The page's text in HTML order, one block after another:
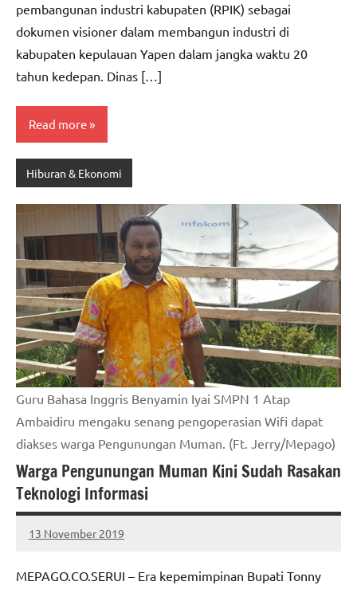
pembangunan industri kabupaten (RPIK) sebagai
dokumen visioner dalam membangun industri di
kabupaten kepulauan Yapen dalam jangka waktu 20
tahun kedepan. Dinas […]
Read more
Hiburan & Ekonomi
Guru Bahasa Inggris Benyamin Iyai SMPN 1 Atap
Ambaidiru mengaku senang pengoperasian Wifi dapat
diakses warga Pengunungan Muman. (Ft. Jerry/Mepago)
Warga Pengunungan Muman Kini Sudah Rasakan
Teknologi Informasi
13 November 2019
MEPAGO
No
MEPAGO.CO.SERUI – Era kepemimpinan Bupati Tonny